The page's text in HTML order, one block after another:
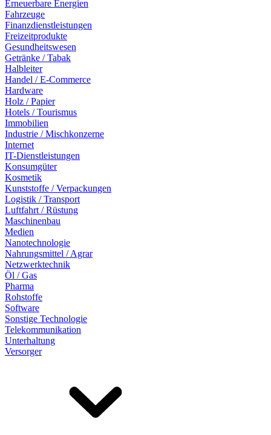
Erneuerbare Energien
Fahrzeuge
Finanzdienstleistungen
Freizeitprodukte
Gesundheitswesen
Getränke / Tabak
Halbleiter
Handel / E-Commerce
Hardware
Holz / Papier
Hotels / Tourismus
Immobilien
Industrie / Mischkonzerne
Internet
IT-Dienstleistungen
Konsumgüter
Kosmetik
Kunststoffe / Verpackungen
Logistik / Transport
Luftfahrt / Rüstung
Maschinenbau
Medien
Nanotechnologie
Nahrungsmittel / Agrar
Netzwerktechnik
Öl / Gas
Pharma
Rohstoffe
Software
Sonstige Technologie
Telekommunikation
Unterhaltung
Versorger